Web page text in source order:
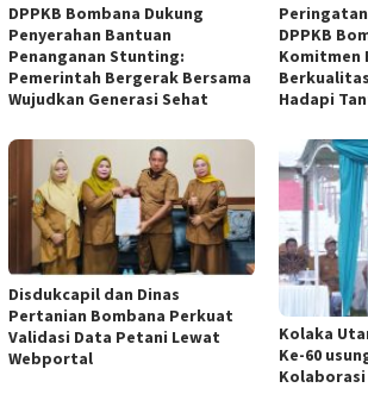
DPPKB Bombana Dukung
Penyerahan Bantuan
Penanganan Stunting:
Pemerintah Bergerak Bersama
Wujudkan Generasi Sehat
DPPKB
Komitmen
Hadapi
Disdukcapil dan Dinas
Pertanian Bombana Perkuat
Validasi Data Petani Lewat
Webportal
Kolaka
Ke-60
Kolaborasi